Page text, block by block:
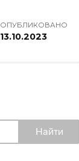
ОПУБЛИКОВАНО
13.10.2023